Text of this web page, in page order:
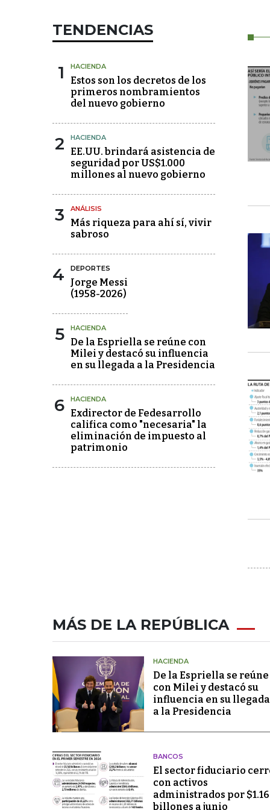
TENDENCIAS
1 HACIENDA
Estos son los decretos de los
primeros nombramientos
del nuevo gobierno
2 HACIENDA
EE.UU. brindará asistencia de
seguridad por US$1.000
millones al nuevo gobierno
3 ANÁLISIS
Más riqueza para ahí sí, vivir
sabroso
4 DEPORTES
Jorge Messi
(1958-2026)
5 HACIENDA
De la Espriella se reúne con
Milei y destacó su influencia
en su llegada a la Presidencia
6 HACIENDA
Exdirector de Fedesarrollo
califica como "necesaria" la
eliminación de impuesto al
patrimonio
MÁS DE LA REPÚBLICA
HACIENDA
De la Espriella se reúne
con Milei y destacó su
influencia en su llegada
a la Presidencia
BANCOS
El sector fiduciario
con activos
administrados por
billones a junio